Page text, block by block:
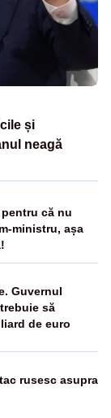
și
neagă
că nu
ministru, așa
Guvernul
să
de euro
rusesc asupra